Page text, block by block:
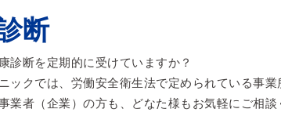
断
診断を定期的に受けていますか？
ックでは、労働安全衛生法で定められている事
業者（企業）の方も、どなた様もお気軽にご相談